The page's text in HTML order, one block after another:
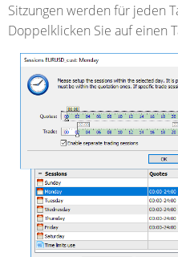
Sitzungen werden für jeden
Doppelklicken Sie auf einen